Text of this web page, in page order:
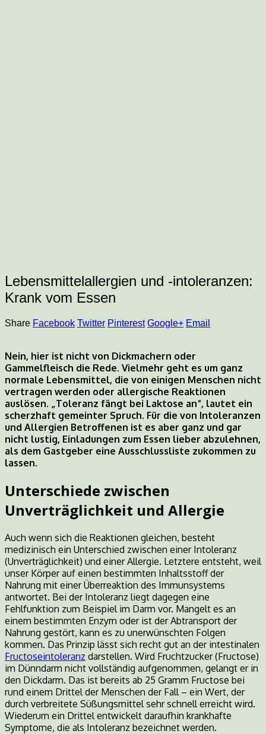
Lebensmittelallergien und -intoleranzen:
Krank vom Essen
Share Facebook Twitter Pinterest Google+ Email
Nein, hier ist nicht von Dickmachern oder
Gammelfleisch die Rede. Vielmehr geht es um ganz
normale Lebensmittel, die von einigen Menschen nicht
vertragen werden oder allergische Reaktionen
auslösen. „Toleranz fängt bei Laktose an“, lautet ein
scherzhaft gemeinter Spruch. Für die von Intoleranzen
und Allergien Betroffenen ist es aber ganz und gar
nicht lustig, Einladungen zum Essen lieber abzulehnen,
als dem Gastgeber eine Ausschlussliste zukommen zu
lassen.
Unterschiede zwischen
Unverträglichkeit und Allergie
Auch wenn sich die Reaktionen gleichen, besteht
medizinisch ein Unterschied zwischen einer Intoleranz
(Unverträglichkeit) und einer Allergie. Letztere entsteht, weil
unser Körper auf einen bestimmten Inhaltsstoff der
Nahrung mit einer Überreaktion des Immunsystems
antwortet. Bei der Intoleranz liegt dagegen eine
Fehlfunktion zum Beispiel im Darm vor. Mangelt es an
einem bestimmten Enzym oder ist der Abtransport der
Nahrung gestört, kann es zu unerwünschten Folgen
kommen. Das Prinzip lässt sich recht gut an der intestinalen
Fructoseintoleranz darstellen. Wird Fruchtzucker (Fructose)
im Dünndarm nicht vollständig aufgenommen, gelangt er in
den Dickdarm. Das ist bereits ab 25 Gramm Fructose bei
rund einem Drittel der Menschen der Fall – ein Wert, der
durch verbreitete Süßungsmittel sehr schnell erreicht wird.
Wiederum ein Drittel entwickelt daraufhin krankhafte
Symptome, die als Intoleranz bezeichnet werden.